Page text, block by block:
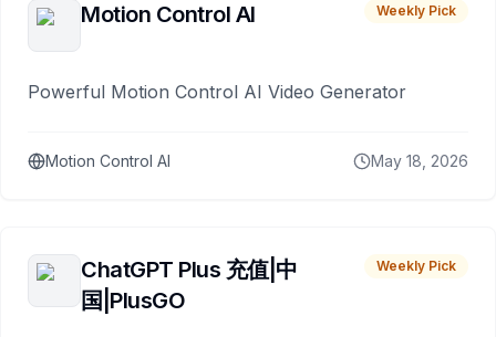
Motion Control AI Weekly Pick
Powerful Motion Control AI Video Generator
Motion Control AI May 18, 2026
ChatGPT Plus 充值|中
国|PlusGO
Weekly Pick